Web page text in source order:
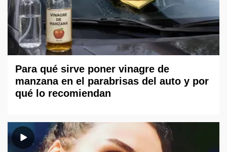
Para qué sirve poner vinagre de
manzana en el parabrisas del auto y por
qué lo recomiendan